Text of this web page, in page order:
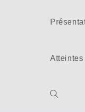
Toggle